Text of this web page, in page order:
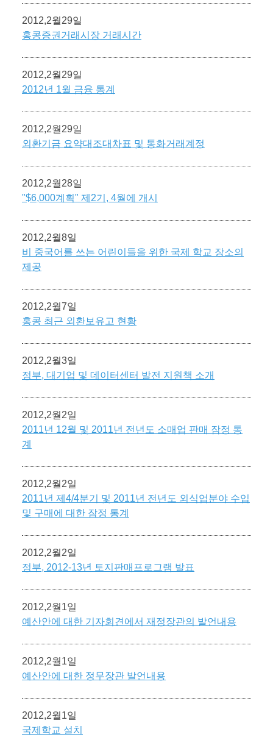
2012,2월29일
홍콩증권거래시장 거래시간
2012,2월29일
2012년 1월 금융 통계
2012,2월29일
외환기금 요약대조대차표 및 통화거래계정
2012,2월28일
"$6,000계획" 제2기, 4월에 개시
2012,2월8일
비 중국어를 쓰는 어린이들을 위한 국제 학교 장소의
제공
2012,2월7일
홍콩 최근 외환보유고 현황
2012,2월3일
정부, 대기업 및 데이터센터 발전 지원책 소개
2012,2월2일
2011년 12월 및 2011년 전년도 소매업 판매 잠정 통
계
2012,2월2일
2011년 제4/4분기 및 2011년 전년도 외식업분야 수입
및 구매에 대한 잠정 통계
2012,2월2일
정부, 2012-13년 토지판매프로그램 발표
2012,2월1일
예산안에 대한 기자회견에서 재정장관의 발언내용
2012,2월1일
예산안에 대한 정무장관 발언내용
2012,2월1일
국제학교 설치